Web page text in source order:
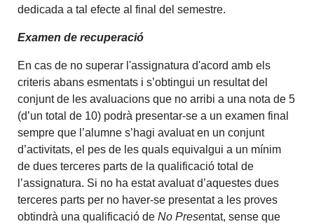
dedicada a tal efecte al final del semestre.
Examen de recuperació
En cas de no superar l'assignatura d'acord amb els
criteris abans esmentats i s’obtingui un resultat del
conjunt de les avaluacions que no arribi a una nota de 5
(d’un total de 10) podrà presentar-se a un examen final
sempre que l’alumne s’hagi avaluat en un conjunt
d’activitats, el pes de les quals equivalgui a un mínim
de dues terceres parts de la qualificació total de
l’assignatura. Si no ha estat avaluat d’aquestes dues
terceres parts per no haver-se presentat a les proves
obtindrà una qualificació deNo Presentat, sense que